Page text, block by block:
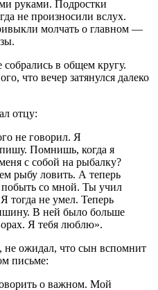
руками. Подростки
не произносили вслух.
молчать о главном —
в общем кругу.
что вечер затянулся далеко
отцу:
не говорил. Я
Помнишь, когда я
с собой на рыбалку?
рыбу ловить. А теперь
побыть со мной. Ты учил
тогда не умел. Теперь
В ней было больше
Я тебя люблю».
ожидал, что сын вспомнит
письме:
о важном. Мой